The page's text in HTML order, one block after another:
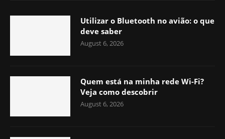
Utilizar o Bluetooth no avião: o que
deve saber
August 6, 2026
Quem está na minha rede Wi-Fi?
Veja como descobrir
August 6, 2026